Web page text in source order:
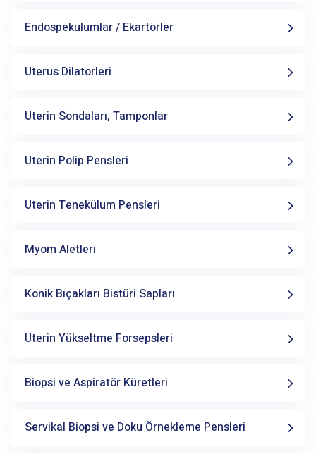
Endospekulumlar / Ekartörler
Uterus Dilatorleri
Uterin Sondaları, Tamponlar
Uterin Polip Pensleri
Uterin Tenekülum Pensleri
Myom Aletleri
Konik Bıçakları Bistüri Sapları
Uterin Yükseltme Forsepsleri
Biopsi ve Aspiratör Küretleri
Servikal Biopsi ve Doku Örnekleme Pensleri